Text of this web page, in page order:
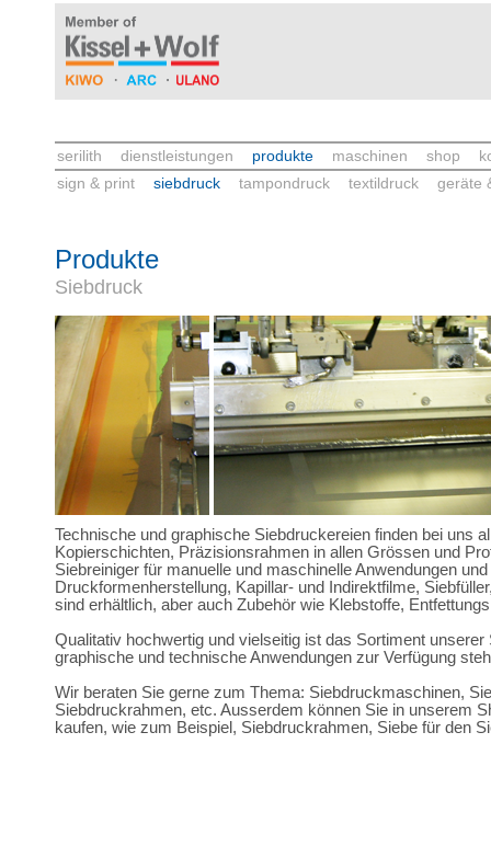
serilith dienstleistungen produkte maschinen shop
sign & print
siebdruck tampondruck textildruck geräte
Produkte
Siebdruck
Technische und graphische Siebdruckereien finden bei uns
Kopierschichten, Präzisionsrahmen in allen Grössen und
Siebreiniger für manuelle und maschinelle Anwendungen
Druckformenherstellung, Kapillar- und Indirektfilme,
sind erhältlich, aber auch Zubehör wie Klebstoffe,
Qualitativ hochwertig und vielseitig ist das Sortiment
graphische und technische Anwendungen zur Verfügung
Wir beraten Sie gerne zum Thema: Siebdruckmaschinen,
Siebdruckrahmen, etc. Ausserdem können Sie in unserem
kaufen, wie zum Beispiel, Siebdruckrahmen, Siebe für den